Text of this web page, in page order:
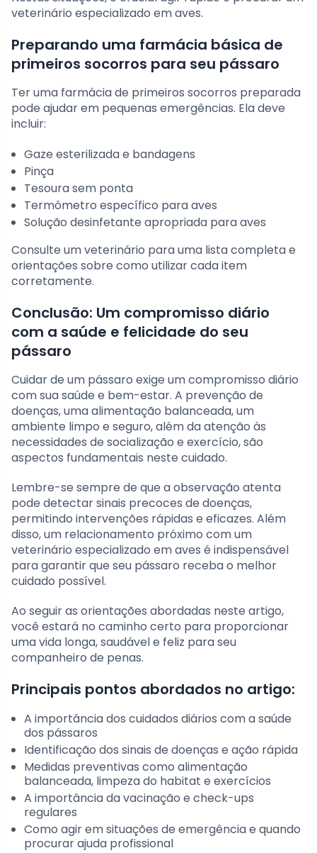
veterinário especializado em aves.
Preparando uma farmácia básica de
primeiros socorros para seu pássaro
Ter uma farmácia de primeiros socorros preparada
pode ajudar em pequenas emergências. Ela deve
incluir:
Gaze esterilizada e bandagens
Pinça
Tesoura sem ponta
Termômetro específico para aves
Solução desinfetante apropriada para aves
Consulte um veterinário para uma lista completa e
orientações sobre como utilizar cada item
corretamente.
Conclusão: Um compromisso diário
com a saúde e felicidade do seu
pássaro
Cuidar de um pássaro exige um compromisso diário
com sua saúde e bem-estar. A prevenção de
doenças, uma alimentação balanceada, um
ambiente limpo e seguro, além da atenção às
necessidades de socialização e exercício, são
aspectos fundamentais neste cuidado.
Lembre-se sempre de que a observação atenta
pode detectar sinais precoces de doenças,
permitindo intervenções rápidas e eficazes. Além
disso, um relacionamento próximo com um
veterinário especializado em aves é indispensável
para garantir que seu pássaro receba o melhor
cuidado possível.
Ao seguir as orientações abordadas neste artigo,
você estará no caminho certo para proporcionar
uma vida longa, saudável e feliz para seu
companheiro de penas.
Principais pontos abordados no artigo:
A importância dos cuidados diários com a saúde
dos pássaros
Identificação dos sinais de doenças e ação rápida
Medidas preventivas como alimentação
balanceada, limpeza do habitat e exercícios
A importância da vacinação e check-ups
regulares
Como agir em situações de emergência e quando
procurar ajuda profissional